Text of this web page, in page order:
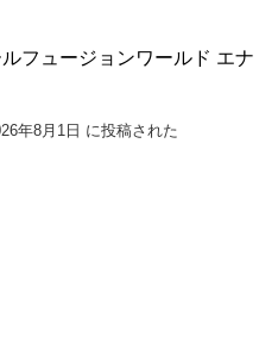
フュージョンワールド エナ
年8月1日 に投稿された